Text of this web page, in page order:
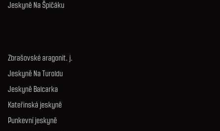
Jeskyně Na Špičáku
Zbrašovské aragonit. j.
Jeskyně Na Turoldu
Jeskyně Balcarka
Kateřinská jeskyně
Punkevní jeskyně